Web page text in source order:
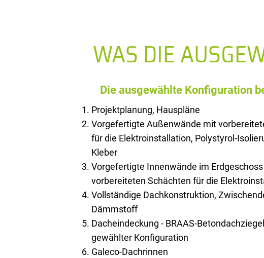
WAS DIE
Die ausgewählte Konfiguration
Projektplanung, Hauspläne
Vorgefertigte Außenwände mit
für die Elektroinstallation, Polystyrol-
Kleber
Vorgefertigte Innenwände im
vorbereiteten Schächten für die
Vollständige Dachkonstruktion,
Dämmstoff
Dacheindeckung - BRAAS-
gewählter Konfiguration
Galeco-Dachrinnen